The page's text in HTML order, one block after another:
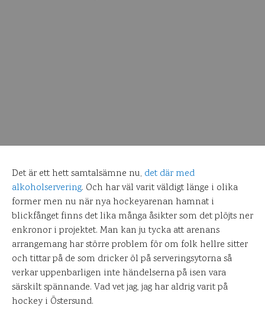
Det är ett hett samtalsämne nu, det där med
alkoholservering. Och har väl varit väldigt länge i olika
former men nu när nya hockeyarenan hamnat i
blickfånget finns det lika många åsikter som det plöjts ner
enkronor i projektet. Man kan ju tycka att arenans
arrangemang har större problem för om folk hellre sitter
och tittar på de som dricker öl på serveringsytorna så
verkar uppenbarligen inte händelserna på isen vara
särskilt spännande. Vad vet jag, jag har aldrig varit på
hockey i Östersund.